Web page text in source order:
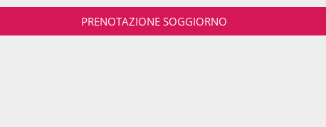
PRENOTAZIONE SOGGIORNO